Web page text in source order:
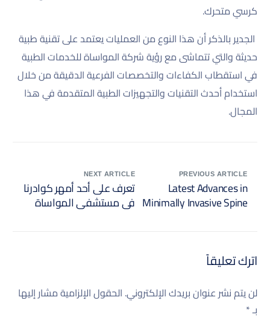
كرسي متحرك.
الجدير بالذكر أن هذا النوع من العمليات يعتمد على تقنية طبية
حديثة والتي تتماشى مع رؤية شركة المواساة للخدمات الطبية
في استقطاب الكفاءات والتخصصات الفرعية الدقيقة من خلال
استخدام أحدث التقنيات والتجهيزات الطبية المتقدمة في هذا
المجال.
PREVIOUS ARTICLE
Latest Advances in
Minimally Invasive Spine
NEXT ARTICLE
تعرف على أحد أمهر كوادرنا
في مستشفى المواساة
اترك تعليقاً
لن يتم نشر عنوان بريدك الإلكتروني. الحقول الإلزامية مشار إليها
بـ*